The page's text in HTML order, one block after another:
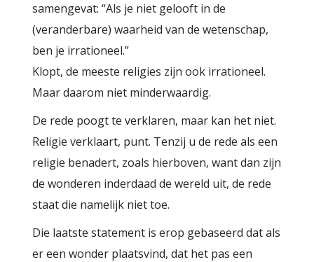
samengevat: “Als je niet gelooft in de
(veranderbare) waarheid van de wetenschap,
ben je irrationeel.”
Klopt, de meeste religies zijn ook irrationeel.
Maar daarom niet minderwaardig.
De rede poogt te verklaren, maar kan het niet.
Religie verklaart, punt. Tenzij u de rede als een
religie benadert, zoals hierboven, want dan zijn
de wonderen inderdaad de wereld uit, de rede
staat die namelijk niet toe.
Die laatste statement is erop gebaseerd dat als
er een wonder plaatsvind, dat het pas een